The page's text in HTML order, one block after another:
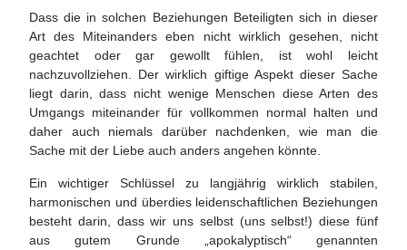
Dass die in solchen Beziehungen Beteiligten sich in dieser
Art des Miteinanders eben nicht wirklich gesehen, nicht
geachtet oder gar gewollt fühlen, ist wohl leicht
nachzuvollziehen. Der wirklich giftige Aspekt dieser Sache
liegt darin, dass nicht wenige Menschen diese Arten des
Umgangs miteinander für vollkommen normal halten und
daher auch niemals darüber nachdenken, wie man die
Sache mit der Liebe auch anders angehen könnte.
Ein wichtiger Schlüssel zu langjährig wirklich stabilen,
harmonischen und überdies leidenschaftlichen Beziehungen
besteht darin, dass wir uns selbst (uns selbst!) diese fünf
aus gutem Grunde „apokalyptisch“ genannten